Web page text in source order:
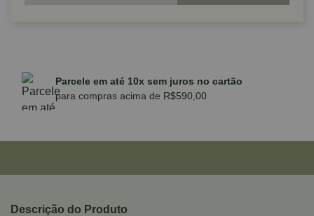
Parcele em até 10x sem juros no cartão
para compras acima de R$590,00
Descrição do Produto